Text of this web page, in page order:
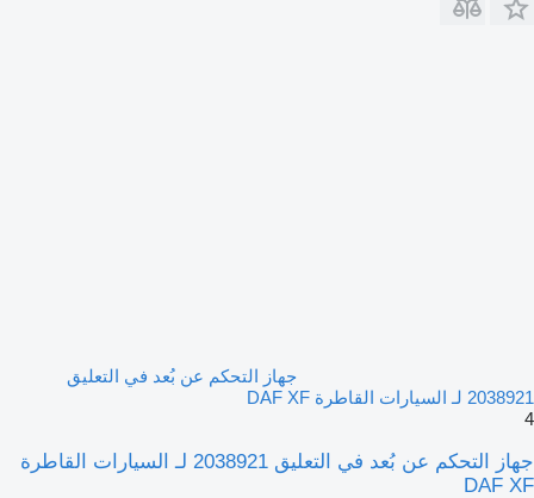
جهاز التحكم عن بُعد في التعليق
2038921 لـ السيارات القاطرة DAF XF
4
جهاز التحكم عن بُعد في التعليق 2038921 لـ السيارات القاطرة
DAF XF